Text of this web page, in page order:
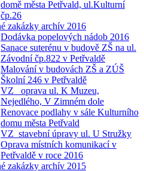
domě města Petřvald, ul.Kulturní
čp.26
zakázky archív 2016
Dodávka popelových nádob 2016
Sanace suterénu v budově ZŠ na ul.
Závodní čp.822 v Petřvaldě
Malování v budovách ZŠ a ZÚŠ
Školní 246 v Petřvaldě
VZ_ oprava ul. K Muzeu,
Nejedlého, V Zimném dole
Renovace podlahy v sále Kulturního
domu města Petřvald
VZ_stavební úpravy ul. U Stružky
Oprava místních komunikací v
Petřvaldě v roce 2016
zakázky archív 2015